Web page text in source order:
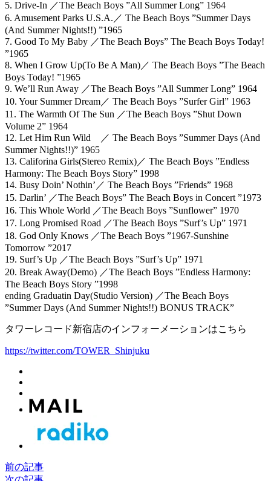
5. Drive-In ／The Beach Boys ”All Summer Long” 1964
6. Amusement Parks U.S.A.／ The Beach Boys ”Summer Days
(And Summer Nights!!) ”1965
7. Good To My Baby ／The Beach Boys” The Beach Boys Today!
”1965
8. When I Grow Up(To Be A Man)／ The Beach Boys ”The Beach
Boys Today! ”1965
9. We’ll Run Away ／The Beach Boys ”All Summer Long” 1964
10. Your Summer Dream／ The Beach Boys ”Surfer Girl” 1963
11. The Warmth Of The Sun ／The Beach Boys ”Shut Down
Volume 2” 1964
12. Let Him Run Wild ／ The Beach Boys ”Summer Days (And
Summer Nights!!)” 1965
13. Califorina Girls(Stereo Remix)／ The Beach Boys ”Endless
Harmony: The Beach Boys Story” 1998
14. Busy Doin’ Nothin’／ The Beach Boys ”Friends” 1968
15. Darlin’ ／The Beach Boys” The Beach Boys in Concert ”1973
16. This Whole World ／The Beach Boys ”Sunflower” 1970
17. Long Promised Road ／The Beach Boys ”Surf’s Up” 1971
18. God Only Knows ／The Beach Boys ”1967-Sunshine
Tomorrow ”2017
19. Surf’s Up ／The Beach Boys ”Surf’s Up” 1971
20. Break Away(Demo) ／The Beach Boys ”Endless Harmony:
The Beach Boys Story ”1998
ending Graduatin Day(Studio Version) ／The Beach Boys
”Summer Days (And Summer Nights!!) BONUS TRACK”
タワーレコード新宿店のインフォーメーションはこちら
https://twitter.com/TOWER_Shinjuku
前の記事